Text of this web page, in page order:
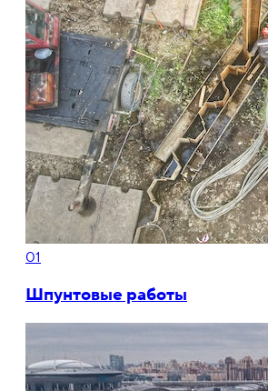
01
Шпунтовые работы